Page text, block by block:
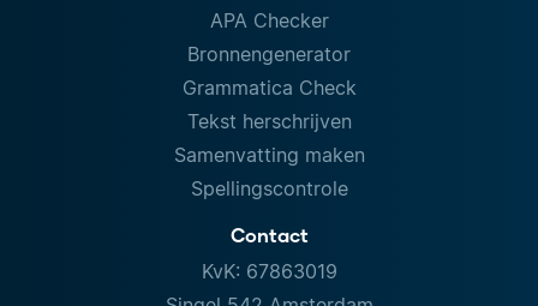
APA Checker
Bronnengenerator
Grammatica Check
Tekst herschrijven
Samenvatting maken
Spellingscontrole
Contact
KvK: 67863019